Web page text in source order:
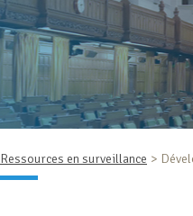
Ressources en surveillance